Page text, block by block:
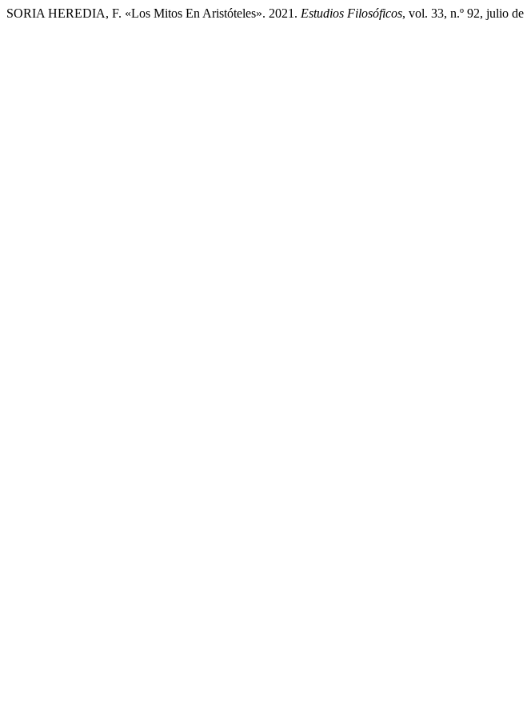
SORIA HEREDIA, F. «Los Mitos En Aristóteles». 2021. Estudios Filosóficos, vol. 33, n.º 92, julio